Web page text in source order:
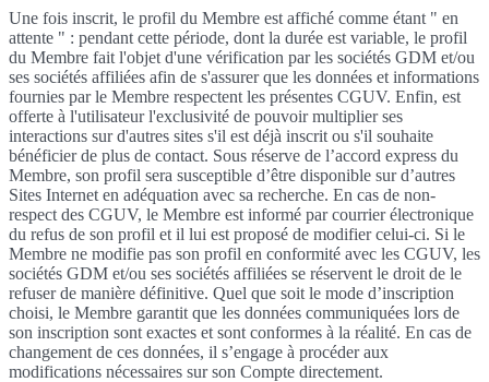
Une fois inscrit, le profil du Membre est affiché comme étant " en
attente " : pendant cette période, dont la durée est variable, le profil
du Membre fait l'objet d'une vérification par les sociétés GDM et/ou
ses sociétés affiliées afin de s'assurer que les données et informations
fournies par le Membre respectent les présentes CGUV. Enfin, est
offerte à l'utilisateur l'exclusivité de pouvoir multiplier ses
interactions sur d'autres sites s'il est déjà inscrit ou s'il souhaite
bénéficier de plus de contact. Sous réserve de l’accord express du
Membre, son profil sera susceptible d’être disponible sur d’autres
Sites Internet en adéquation avec sa recherche. En cas de non-
respect des CGUV, le Membre est informé par courrier électronique
du refus de son profil et il lui est proposé de modifier celui-ci. Si le
Membre ne modifie pas son profil en conformité avec les CGUV, les
sociétés GDM et/ou ses sociétés affiliées se réservent le droit de le
refuser de manière définitive. Quel que soit le mode d’inscription
choisi, le Membre garantit que les données communiquées lors de
son inscription sont exactes et sont conformes à la réalité. En cas de
changement de ces données, il s’engage à procéder aux
modifications nécessaires sur son Compte directement.